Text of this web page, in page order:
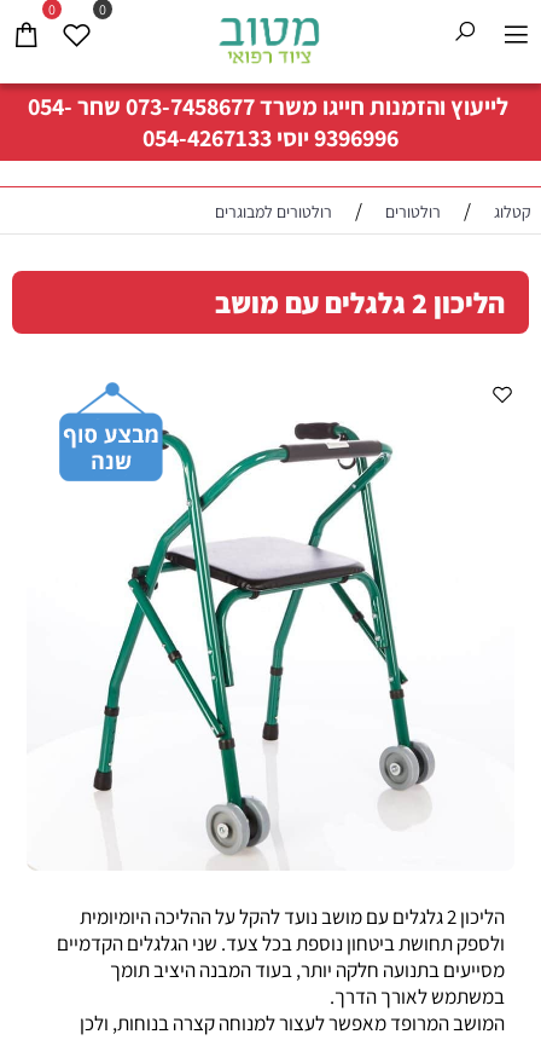
לייעוץ והזמנות חייגו משרד073-7458677שחר054-
9396996יוסי054-4267133
0 0
קטלוג / רולטורים / רולטורים למבוגרים
הליכון 2 גלגלים עם מושב
הליכון 2 גלגלים עם מושב נועד להקל על ההליכה היומיומית
ולספק תחושת ביטחון נוספת בכל צעד. שני הגלגלים הקדמיים
מסייעים בתנועה חלקה יותר, בעוד המבנה היציב תומך
במשתמש לאורך הדרך.
המושב המרופד מאפשר לעצור למנוחה קצרה בנוחות, ולכן